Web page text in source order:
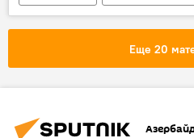
Россия
Министерство
Еще 20